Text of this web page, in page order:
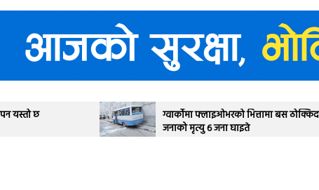
ग्वार्कोमा फ्लाइओभरको भित्तामा बस ठोक्किदा एक
जनाको मृत्यु ६ जना घाइते
देउवा